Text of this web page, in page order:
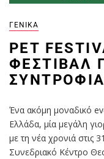
ΓΕΝΙΚΆ
PET
ΦΕΣΤΙΒΆΛ
Ένα ακόμη μοναδικό
Ελλάδα, μία μεγάλη
με τη νέα χρονιά στις
Συνεδριακό Κέντρο